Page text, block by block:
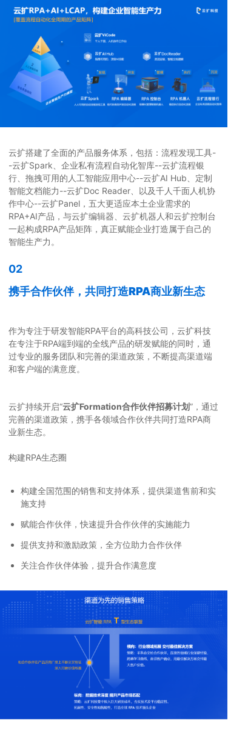
云扩搭建了全面的产品服务体系，包括：流程发现工具-
-云扩Spark、企业私有流程自动化智库--云扩流程银
行、拖拽可用的人工智能应用中心--云扩AI Hub、定制
智能文档能力--云扩Doc Reader、以及千人千面人机协
作中心--云扩Panel，五大更适应本土企业需求的
RPA+AI产品，与云扩编辑器、云扩机器人和云扩控制台
一起构成RPA产品矩阵，真正赋能企业打造属于自己的
智能生产力。
02
携手合作伙伴，共同打造RPA商业新生态
作为专注于研发智能RPA平台的高科技公司，云扩科技
在专注于RPA端到端的全线产品的研发赋能的同时，通
过专业的服务团队和完善的渠道政策，不断提高渠道端
和客户端的满意度。
云扩持续开启“云扩Formation合作伙伴招募计划”，通过
完善的渠道政策，携手各领域合作伙伴共同打造RPA商
业新生态。
构建RPA生态圈
构建全国范围的销售和支持体系，提供渠道售前和实
施支持
赋能合作伙伴，快速提升合作伙伴的实施能力
提供支持和激励政策，全方位助力合作伙伴
关注合作伙伴体验，提升合作满意度